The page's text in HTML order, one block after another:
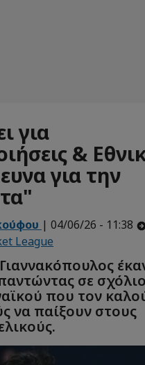
για
&
για την
| 04/06/26 - 11:38
League
σε
που τον
να παίξουν στους